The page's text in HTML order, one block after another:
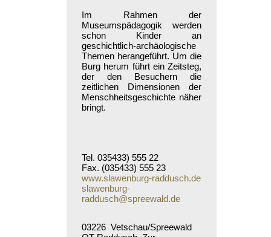
Im Rahmen der
Museumspädagogik werden
schon Kinder an
geschichtlich-archäologische
Themen herangeführt. Um die
Burg herum führt ein Zeitsteg,
der den Besuchern die
zeitlichen Dimensionen der
Menschheitsgeschichte näher
bringt.
Tel. 035433) 555 22
Fax. (035433) 555 23
www.slawenburg-raddusch.de
slawenburg-
raddusch@spreewald.de
03226 Vetschau/Spreewald